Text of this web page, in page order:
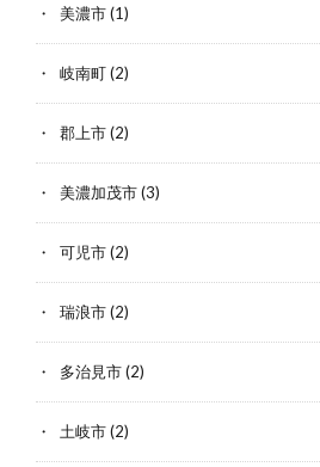
美濃市(1)
岐南町(2)
郡上市(2)
美濃加茂市(3)
可児市(2)
瑞浪市(2)
多治見市(2)
土岐市(2)